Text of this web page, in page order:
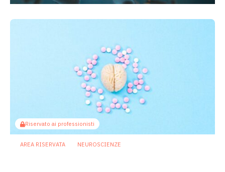
Riservato ai professionisti
AREA RISERVATA NEUROSCIENZE